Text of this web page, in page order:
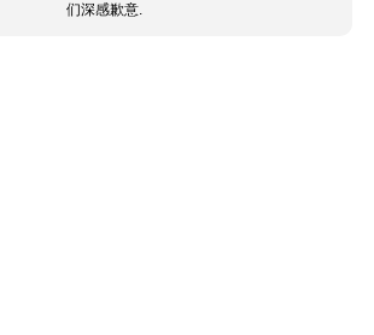
们深感歉意.